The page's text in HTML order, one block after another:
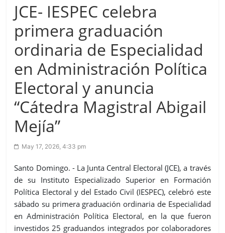
JCE- IESPEC celebra
primera graduación
ordinaria de Especialidad
en Administración Política
Electoral y anuncia
“Cátedra Magistral Abigail
Mejía”
May 17, 2026, 4:33 pm
Santo Domingo. - La Junta Central Electoral (JCE), a través
de su Instituto Especializado Superior en Formación
Política Electoral y del Estado Civil (IESPEC), celebró este
sábado su primera graduación ordinaria de Especialidad
en Administración Política Electoral, en la que fueron
investidos 25 graduandos integrados por colaboradores